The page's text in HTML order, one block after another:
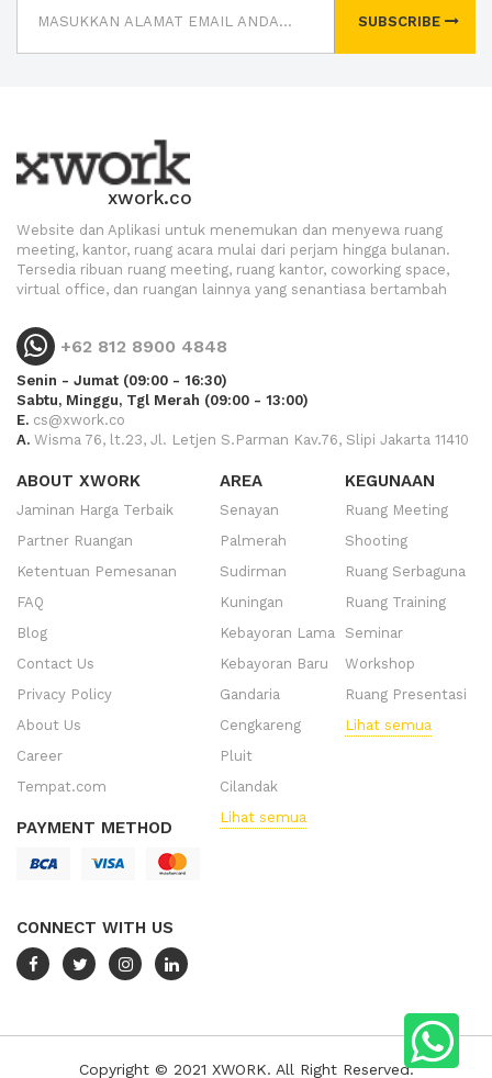
SUBSCRIBE
xwork.co
Website dan Aplikasi untuk menemukan dan menyewa ruang
meeting, kantor, ruang acara mulai dari perjam hingga bulanan.
Tersedia ribuan ruang meeting, ruang kantor, coworking space,
virtual office, dan ruangan lainnya yang senantiasa bertambah
+62 812 8900 4848
Senin - Jumat (09:00 - 16:30)
Sabtu, Minggu, Tgl Merah (09:00 - 13:00)
E. cs@xwork.co
A. Wisma 76, lt.23, Jl. Letjen S.Parman Kav.76, Slipi Jakarta 11410
ABOUT XWORK
Jaminan Harga Terbaik
Partner Ruangan
Ketentuan Pemesanan
FAQ
Blog
Contact Us
Privacy Policy
About Us
Career
Tempat.com
PAYMENT METHOD
CONNECT WITH US
AREA
Senayan
Palmerah
Sudirman
Kuningan
Kebayoran Lama
Kebayoran Baru
Gandaria
Cengkareng
Pluit
Cilandak
Lihat semua
KEGUNAAN
Ruang Meeting
Shooting
Ruang Serbaguna
Ruang Training
Seminar
Workshop
Ruang Presentasi
Lihat semua
Copyright © 2021 XWORK. All Right Reserved.